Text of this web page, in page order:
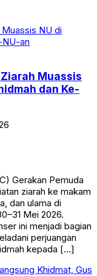
Muassis
dan Ke-
Gerakan Pemuda
ziarah ke makam
dan ulama di
Mei 2026.
ini menjadi bagian
perjuangan
kepada […]